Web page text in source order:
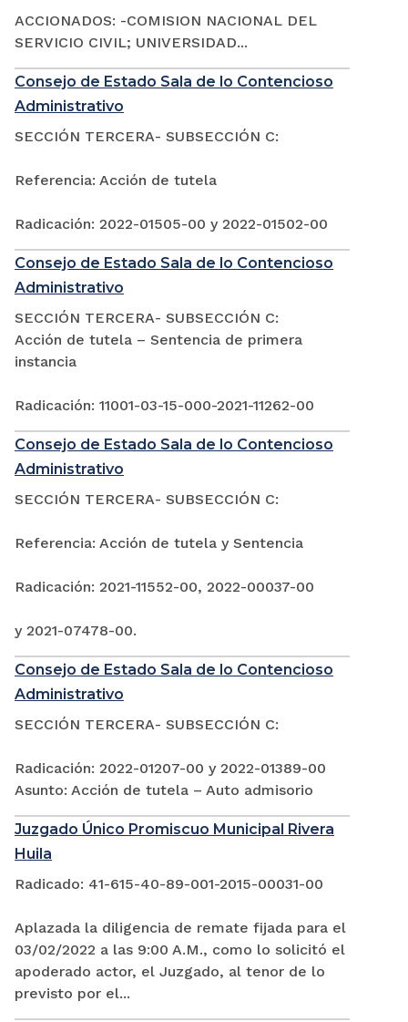
ACCIONADOS: -COMISION NACIONAL DEL
SERVICIO CIVIL; UNIVERSIDAD...
Consejo de Estado Sala de lo Contencioso
Administrativo
SECCIÓN TERCERA- SUBSECCIÓN C:
Referencia: Acción de tutela
Radicación: 2022-01505-00 y 2022-01502-00
Consejo de Estado Sala de lo Contencioso
Administrativo
SECCIÓN TERCERA- SUBSECCIÓN C:
Acción de tutela – Sentencia de primera
instancia
Radicación: 11001-03-15-000-2021-11262-00
Consejo de Estado Sala de lo Contencioso
Administrativo
SECCIÓN TERCERA- SUBSECCIÓN C:
Referencia: Acción de tutela y Sentencia
Radicación: 2021-11552-00, 2022-00037-00
y 2021-07478-00.
Consejo de Estado Sala de lo Contencioso
Administrativo
SECCIÓN TERCERA- SUBSECCIÓN C:
Radicación: 2022-01207-00 y 2022-01389-00
Asunto: Acción de tutela – Auto admisorio
Juzgado Único Promiscuo Municipal Rivera
Huila
Radicado: 41-615-40-89-001-2015-00031-00
Aplazada la diligencia de remate fijada para el
03/02/2022 a las 9:00 A.M., como lo solicitó el
apoderado actor, el Juzgado, al tenor de lo
previsto por el...